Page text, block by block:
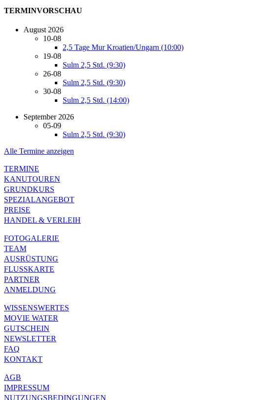
TERMINVORSCHAU
August 2026
10-08
2,5 Tage Mur Kroatien/Ungarn (10:00)
19-08
Sulm 2,5 Std. (9:30)
26-08
Sulm 2,5 Std. (9:30)
30-08
Sulm 2,5 Std. (14:00)
September 2026
05-09
Sulm 2,5 Std. (9:30)
Alle Termine anzeigen
TERMINE
KANUTOUREN
GRUNDKURS
SPEZIALANGEBOT
PREISE
HANDEL & VERLEIH
FOTOGALERIE
TEAM
AUSRÜSTUNG
FLUSSKARTE
PARTNER
ANMELDUNG
WISSENSWERTES
MOVIE WATER
GUTSCHEIN
NEWSLETTER
FAQ
KONTAKT
AGB
IMPRESSUM
NUTZUNGSBEDINGUNGEN